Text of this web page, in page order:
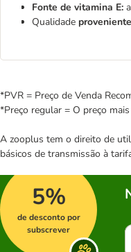
Fonte de vitamina E:
Qualidade
*PVR = Preço de Venda
*Preço regular = O preço
A zooplus tem o direito de
básicos de transmissão à
5%
de desconto por
subscrever